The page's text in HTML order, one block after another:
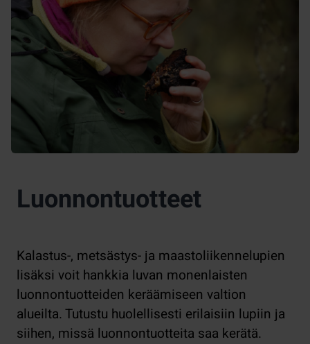
Luonnontuotteet
Kalastus-, metsästys- ja maastoliikennelupien
lisäksi voit hankkia luvan monenlaisten
luonnontuotteiden keräämiseen valtion
alueilta. Tutustu huolellisesti erilaisiin lupiin ja
siihen, missä luonnontuotteita saa kerätä.